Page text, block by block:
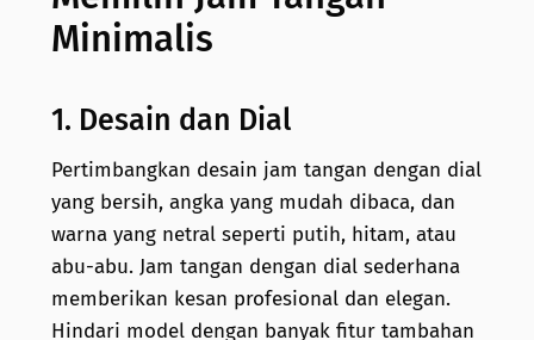
Minimalis
1. Desain dan Dial
Pertimbangkan desain jam tangan dengan dial
yang bersih, angka yang mudah dibaca, dan
warna yang netral seperti putih, hitam, atau
abu-abu. Jam tangan dengan dial sederhana
memberikan kesan profesional dan elegan.
Hindari model dengan banyak fitur tambahan